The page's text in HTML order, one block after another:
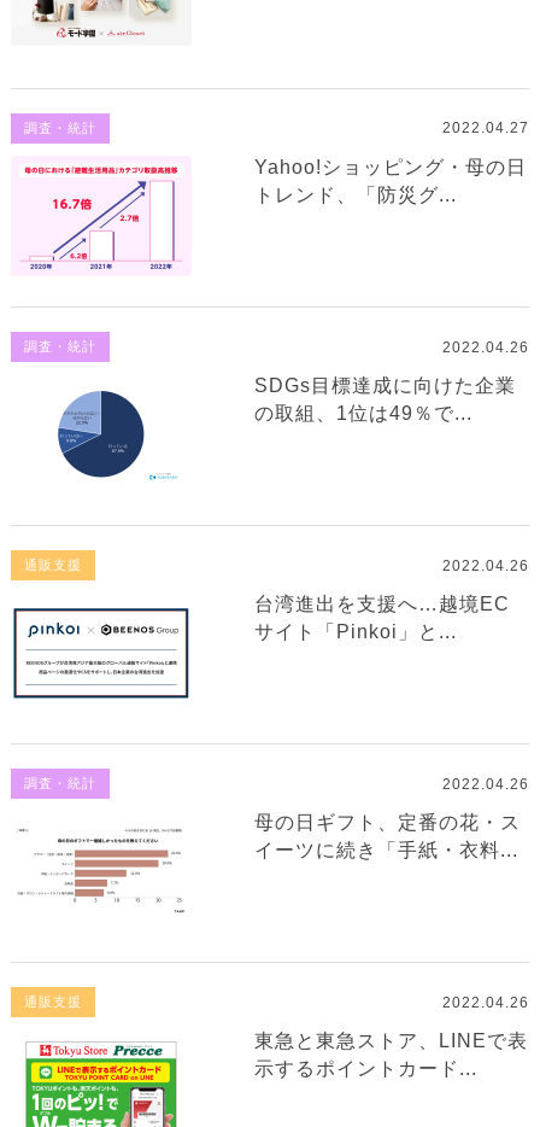
調査・統計 2022.04.27
Yahoo!ショッピング・母の日
トレンド、「防災グ...
調査・統計 2022.04.26
SDGs目標達成に向けた企業
の取組、1位は49％で...
通販支援 2022.04.26
台湾進出を支援へ…越境EC
サイト「Pinkoi」と...
調査・統計 2022.04.26
母の日ギフト、定番の花・ス
イーツに続き「手紙・衣料...
通販支援 2022.04.26
東急と東急ストア、LINEで表
示するポイントカード...